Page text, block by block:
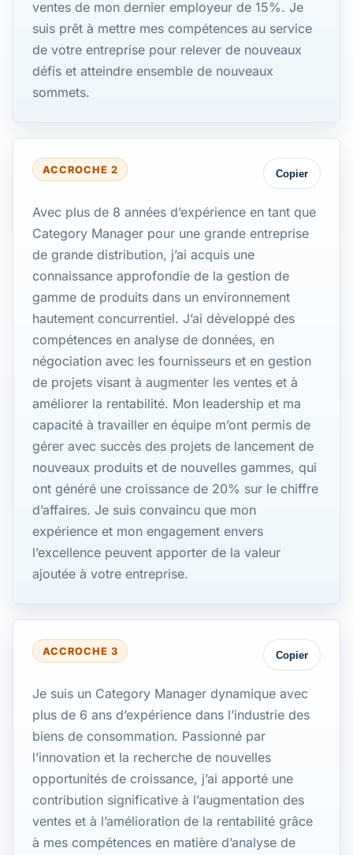
ventes de mon dernier employeur de 15%. Je
suis prêt à mettre mes compétences au service
de votre entreprise pour relever de nouveaux
défis et atteindre ensemble de nouveaux
sommets.
ACCROCHE 2 Copier
Avec plus de 8 années d’expérience en tant que
Category Manager pour une grande entreprise
de grande distribution, j’ai acquis une
connaissance approfondie de la gestion de
gamme de produits dans un environnement
hautement concurrentiel. J’ai développé des
compétences en analyse de données, en
négociation avec les fournisseurs et en gestion
de projets visant à augmenter les ventes et à
améliorer la rentabilité. Mon leadership et ma
capacité à travailler en équipe m’ont permis de
gérer avec succès des projets de lancement de
nouveaux produits et de nouvelles gammes, qui
ont généré une croissance de 20% sur le chiffre
d’affaires. Je suis convaincu que mon
expérience et mon engagement envers
l’excellence peuvent apporter de la valeur
ajoutée à votre entreprise.
ACCROCHE 3 Copier
Je suis un Category Manager dynamique avec
plus de 6 ans d’expérience dans l’industrie des
biens de consommation. Passionné par
l’innovation et la recherche de nouvelles
opportunités de croissance, j’ai apporté une
contribution significative à l’augmentation des
ventes et à l’amélioration de la rentabilité grâce
à mes compétences en matière d’analyse de